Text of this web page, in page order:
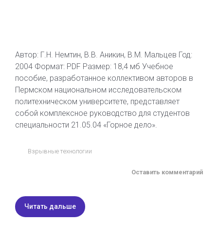
Автор: Г.Н. Немтин, В.В. Аникин, В.М. Мальцев Год:
2004 Формат: PDF Размер: 18,4 мб Учебное
пособие, разработанное коллективом авторов в
Пермском национальном исследовательском
политехническом университете, представляет
собой комплексное руководство для студентов
специальности 21.05.04 «Горное дело».
Взрывные технологии
Оставить комментарий
Читать дальше